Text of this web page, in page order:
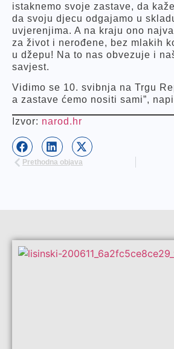
istaknemo svoje zastave, da
da svoju djecu odgajamo u
uvjerenjima. A na kraju ono
za život i nerođene, bez mlakih
u džepu! Na to nas obvezuje i
savjest.
Vidimo se 10. svibnja na Trgu
a zastave ćemo nositi sami”,
Izvor: narod.hr
Prethodna objava